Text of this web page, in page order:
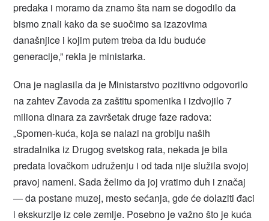
predaka i moramo da znamo šta nam se dogodilo da
bismo znali kako da se suočimo sa izazovima
današnjice i kojim putem treba da idu buduće
generacije,” rekla je ministarka.
Ona je naglasila da je Ministarstvo pozitivno odgovorilo
na zahtev Zavoda za zaštitu spomenika i izdvojilo 7
miliona dinara za završetak druge faze radova:
„Spomen-kuća, koja se nalazi na groblju naših
stradalnika iz Drugog svetskog rata, nekada je bila
predata lovačkom udruženju i od tada nije služila svojoj
pravoj nameni. Sada želimo da joj vratimo duh i značaj
— da postane muzej, mesto sećanja, gde će dolaziti đaci
i ekskurzije iz cele zemlje. Posebno je važno što je kuća